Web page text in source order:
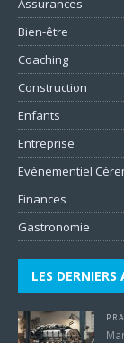
Assurances
Bien-être
Coaching
Construction
Enfants
Entreprise
Evènementiel
Finances
Gastronomie
LES DERNIERS